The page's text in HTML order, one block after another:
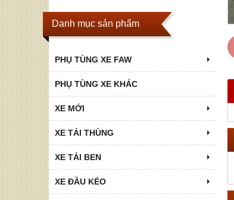
Danh mục sản phẩm
PHỤ TÙNG XE FAW
PHỤ TÙNG XE KHÁC
XE MỚI
XE TẢI THÙNG
XE TẢI BEN
XE ĐẦU KÉO